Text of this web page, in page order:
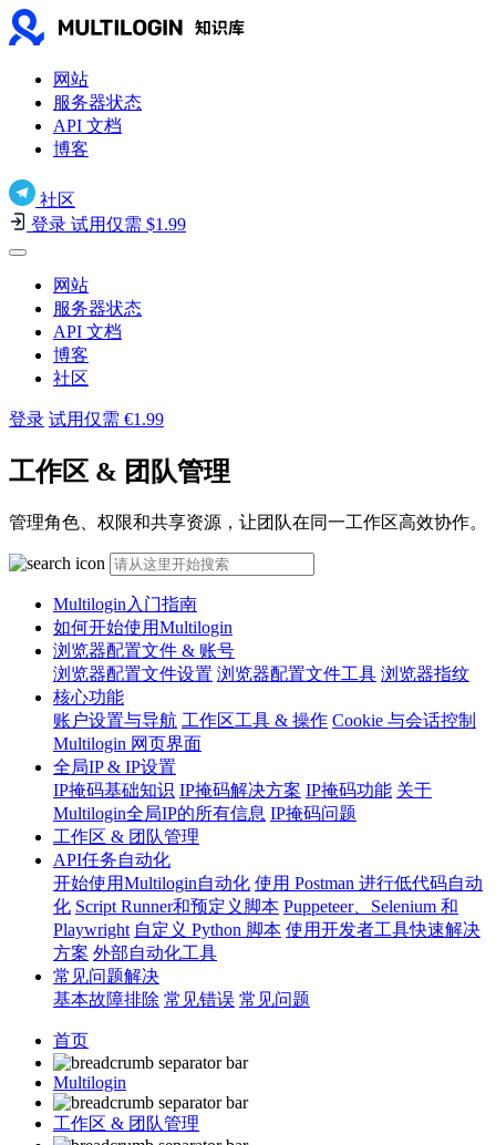
网站
服务器状态
API 文档
博客
社区
登录 试用仅需 $1.99
网站
服务器状态
API 文档
博客
社区
登录 试用仅需 €1.99
工作区 & 团队管理
管理角色、权限和共享资源，让团队在同一工作区高效协作。
Multilogin入门指南
如何开始使用Multilogin
浏览器配置文件 & 账号
浏览器配置文件设置 浏览器配置文件工具 浏览器指纹
核心功能
账户设置与导航 工作区工具 & 操作 Cookie 与会话控制
Multilogin 网页界面
全局IP & IP设置
IP掩码基础知识 IP掩码解决方案 IP掩码功能 关于
Multilogin全局IP的所有信息 IP掩码问题
工作区 & 团队管理
API任务自动化
开始使用Multilogin自动化 使用 Postman 进行低代码自动
化 Script Runner和预定义脚本 Puppeteer、Selenium 和
Playwright 自定义 Python 脚本 使用开发者工具快速解决
方案 外部自动化工具
常见问题解决
基本故障排除 常见错误 常见问题
首页
Multilogin
工作区 & 团队管理